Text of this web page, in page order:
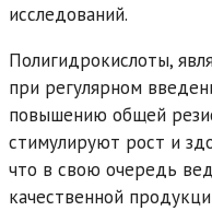
исследований.
Полигидрокислоты,
при регулярном
повышению общей
стимулируют рост и
что в свою очередь
качественной